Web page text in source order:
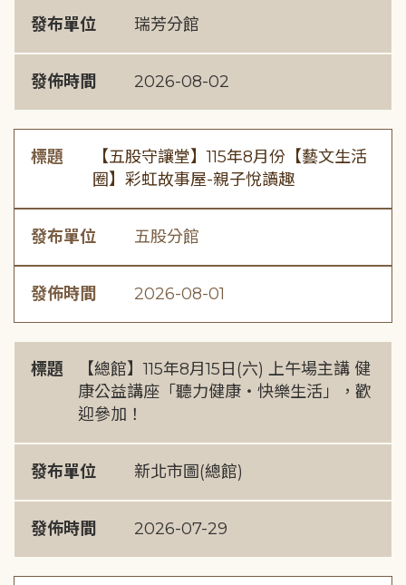
發布單位 瑞芳分館
發佈時間 2026-08-02
標題
【五股守讓堂】115年8月份【藝文生活
圈】彩虹故事屋-親子悅讀趣
發布單位 五股分館
發佈時間 2026-08-01
標題
【總館】115年8月15日(六) 上午場主講 健
康公益講座「聽力健康・快樂生活」，歡
迎參加！
發布單位 新北市圖(總館)
發佈時間 2026-07-29